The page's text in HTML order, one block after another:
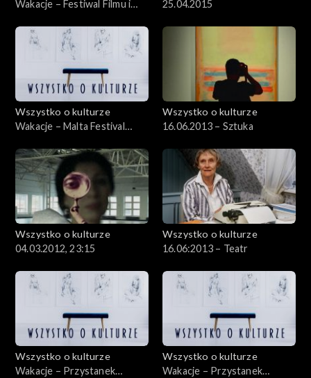
Wakacje – Festiwal Filmu i
30.07.2012
25.04.2015
Wszystko o kulturze
Wakacje – Malta Festival
15.07.2012
Wszystko o kulturze
16.06.2013 – Sztuka
Wszystko o kulturze
04.03.2012, 23:15
Wszystko o kulturze
16.06:2013 – Teatr
Wszystko o kulturze
Wakacje – Przystanek
Wszystko o kulturze
Wakacje – Przystanek